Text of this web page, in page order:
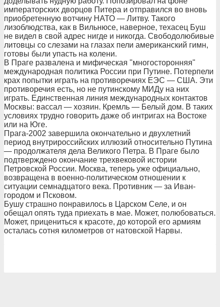
императорских дворцов Питера и отправился во вновь
приобретенную вотчину НАТО — Литву. Такого
лизоблюдства, как в Вильнюсе, наверное, техасец Буш
не видел в свой адрес нигде и никогда. Свободолюбивые
литовцы со слезами на глазах пели американский гимн,
готовы были упасть на колени.
В Праге развалена и мифическая "многосторонняя"
международная политика России при Путине. Потерпели
крах попытки играть на противоречиях ЕЭС — США. Эти
противоречия есть, но не путинскому МИДу на них
играть. Единственная линия международных контактов
Москвы: вассал — хозяин. Кремль — Белый дом. В таких
условиях трудно говорить даже об интригах на Востоке
или на Юге.
Прага-2002 завершила окончательно и двухлетний
период внутрироссийских иллюзий относительно Путина
— продолжателя дела Великого Петра. В Праге было
подтверждено окончание трехвековой истории
Петровской России. Москва, теперь уже официально,
возвращена в военно-политическом отношении к
ситуации семнадцатого века. Противник — за Иван-
городом и Псковом.
Бушу страшно понравилось в Царском Селе, и он
обещал опять туда приехать в мае. Может, полюбоваться.
Может, прицениться к красоте, до которой его армиям
осталась сотня километров от натовской Нарвы.